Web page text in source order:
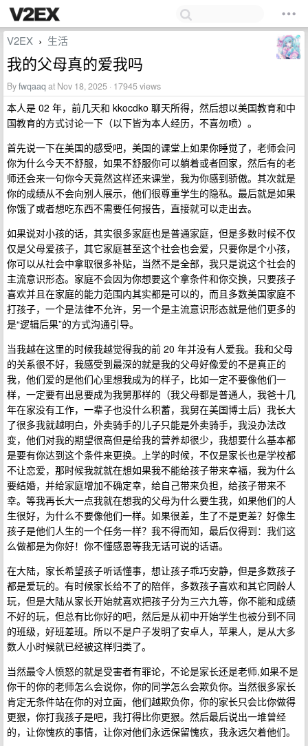
V2EX › 生活
我的父母真的爱我吗
Byfwqaaq at Nov 18, 2025 · 17945 views
本人是 02 年，前几天和 kkocdko 聊天所得，然后想以美国教育和中
国教育的方式讨论一下（以下皆为本人经历，不喜勿喷）。
首先说一下在美国的感受吧，美国的课堂上如果你睡觉了，老师会问
你为什么今天不舒服，如果不舒服你可以躺着或者回家，然后有的老
师还会来一句你今天竟然这样还来课堂，我为你感到骄傲。其次就是
你的成绩从不会向别人展示，他们很尊重学生的隐私。最后就是如果
你饿了或者想吃东西不需要任何报告，直接就可以走出去。
如果说对小孩的话，其实很多家庭也是普通家庭，但是多数时候不仅
仅是父母爱孩子，其它家庭甚至这个社会也会爱，只要你是个小孩，
你可以从社会中拿取很多补贴，当然不是全部，我只是说这个社会的
主流意识形态。家庭不会因为你想要这个拿条件和你交换，只要孩子
喜欢并且在家庭的能力范围内其实都是可以的，而且多数美国家庭不
打孩子，一个是法律不允许，另一个是主流意识形态就是他们更多的
是“逻辑后果”的方式沟通引导。
当我越在这里的时候我越觉得我的前 20 年并没有人爱我。我和父母
的关系很不好，我感受到最深的就是我的父母好像爱的不是真正的
我，他们爱的是他们心里想我成为的样子，比如一定不要像他们一
样，一定要有出息要成为我舅那样的（我父母都是普通人，我爸十几
年在家没有工作，一辈子也没什么积蓄，我舅在美国博士后）我长大
了很多我就越明白，外卖骑手的儿子只能是外卖骑手，我没办法改
变，他们对我的期望很高但是给我的营养却很少，我想要什么基本都
是要有你达到这个条件来更换。上学的时候，不仅是家长也是学校都
不让恋爱，那时候我就就在想如果我不能给孩子带来幸福，我为什么
要结婚，并给家庭增加不确定幸，给自己带来负担，给孩子带来不
幸。等我再长大一点我就在想我的父母为什么要生我，如果他们的人
生很好，为什么不要像他们一样。如果很差，生了不是更差？好像生
孩子是他们人生的一个任务一样？我不得而知，最后仅得到：我们这
么做都是为你好！你不懂感恩等我无话可说的话语。
在大陆，家长希望孩子听话懂事，想让孩子乖巧安静，但是多数孩子
都是爱玩的。有时候家长给不了的陪伴，多数孩子喜欢和其它同龄人
玩，但是大陆从家长开始就喜欢把孩子分为三六九等，你不能和成绩
不好的玩，但总有比你好的吧，然后是从初中开始学生也被分到不同
的班级，好班差班。所以不是户子发明了安卓人，苹果人，是从大多
数人小时候就已经被这样归类了。
当然最令人愤怒的就是受害者有罪论，不论是家长还是老师,如果不是
你干的你的老师怎么会说你，你的同学怎么会欺负你。当然很多家长
肯定无条件站在你的对立面，他们越欺负你，你的家长只会比你做得
更狠，你打我孩子是吧，我打得比你更狠。然后最后说出一堆曾经
的，让你愧疚的事情，让你对他们永远保留愧疚，我永远欠着他们。